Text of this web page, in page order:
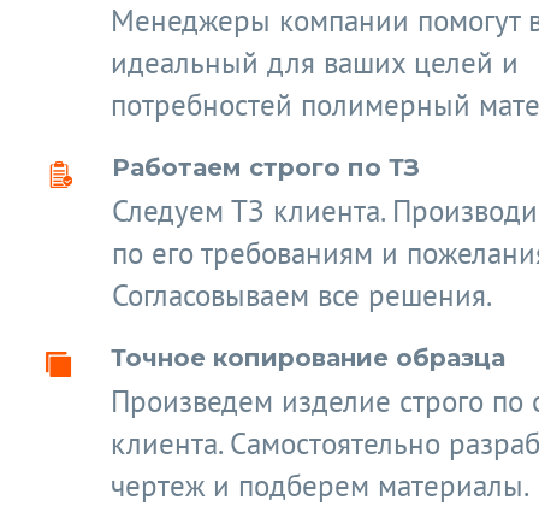
Менеджеры компании помогут
идеальный для ваших целей и
потребностей полимерный
Работаем строго по ТЗ
Следуем ТЗ клиента.
по его требованиям и
Согласовываем все решения.
Точное копирование образца
Произведем изделие строго по
клиента. Самостоятельно
чертеж и подберем материалы.